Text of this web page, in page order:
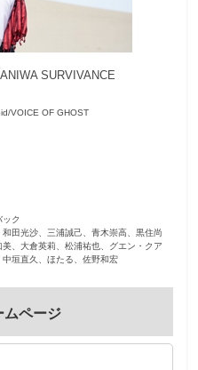
SURVIVANCE
VOICE OF GHOST
ク
田光沙、三浦誠己、青木崇高、黒住尚
、大倉英莉、松浦祐也、グエン・クア
垣直久、ほたる、佐野和宏
ムページ